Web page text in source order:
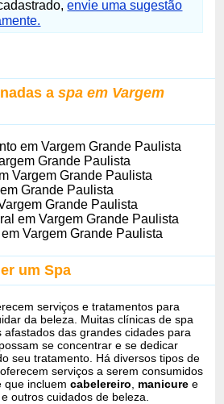
envie uma sugestão
aspa em Vargem
em Vargem Grande Paulista
Grande Paulista
Vargem Grande Paulista
Grande Paulista
Grande Paulista
em Vargem Grande Paulista
Vargem Grande Paulista
um Spa
serviços e tratamentos para
da beleza. Muitas clínicas de spa
das grandes cidades para
se concentrar e se dedicar
seu tratamento. Há diversos tipos de
serviços a serem consumidos
que incluemcabelereiro manicure e
e outros cuidados de beleza.